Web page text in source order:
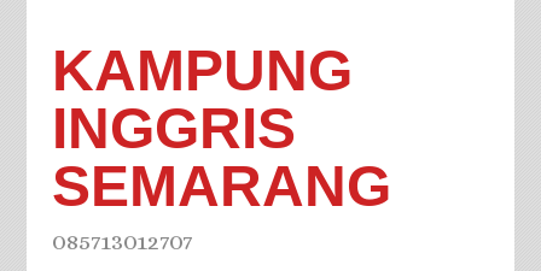
KAMPUNG
INGGRIS
SEMARANG
085713012707